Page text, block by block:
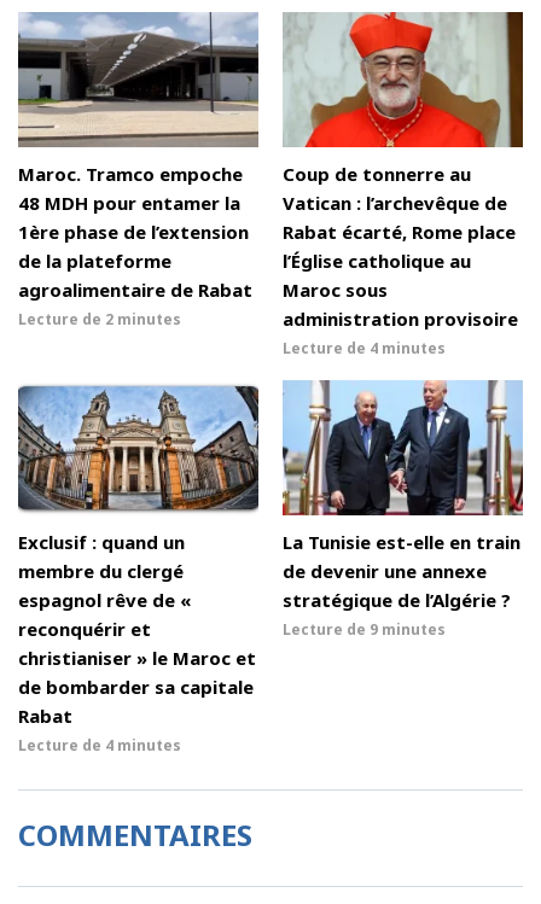
Maroc. Tramco empoche
48 MDH pour entamer la
1ère phase de l’extension
de la plateforme
agroalimentaire de Rabat
Lecture de 2 minutes
Coup de tonnerre au
Vatican : l’archevêque de
Rabat écarté, Rome place
l’Église catholique au
Maroc sous
administration provisoire
Lecture de 4 minutes
Exclusif : quand un
membre du clergé
espagnol rêve de «
reconquérir et
christianiser » le Maroc et
de bombarder sa capitale
Rabat
Lecture de 4 minutes
La Tunisie est-elle en train
de devenir une annexe
stratégique de l’Algérie ?
Lecture de 9 minutes
COMMENTAIRES